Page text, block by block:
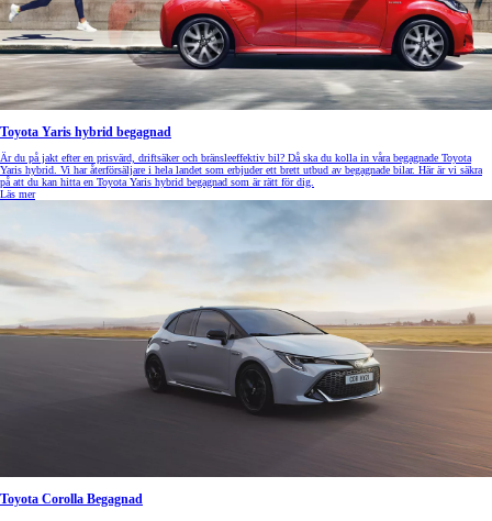
Toyota Yaris hybrid begagnad
Är du på jakt efter en prisvärd, driftsäker och bränsleeffektiv bil? Då ska du kolla in våra begagnade Toyota
Yaris hybrid. Vi har återförsäljare i hela landet som erbjuder ett brett utbud av begagnade bilar. Här är vi säkra
på att du kan hitta en Toyota Yaris hybrid begagnad som är rätt för dig.
Läs mer
Toyota Corolla Begagnad